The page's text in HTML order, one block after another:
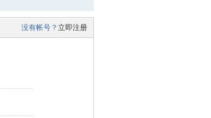
没有帐号？ 立即注册